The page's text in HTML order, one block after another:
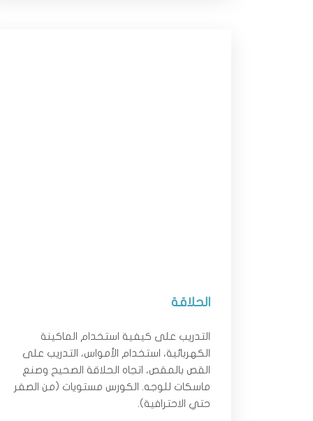
الحلاقة
التدريب على كيفية استخدام الماكينة
الكهربائية، استخدام الأمواس، التدريب على
القص بالمقص، اتجاه الحلاقة الصحيح وصنع
ماسكات للوجه. الكورس مستويات (من الصفر
حتي الاحترافية).